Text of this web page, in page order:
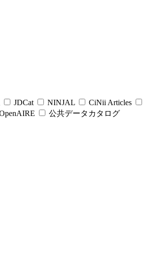
JDCat NINJAL CiNii Articles
公共データカタログ